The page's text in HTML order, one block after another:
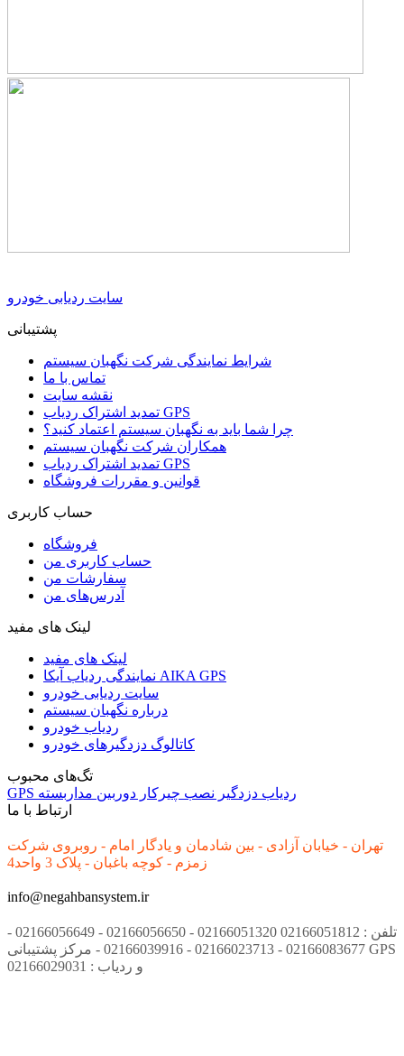
سایت ردیابی خودرو
پشتیبانی
شرایط نمایندگی شرکت نگهبان سیستم
تماس با ما
نقشه سایت
تمدید اشتراک ردیاب GPS
چرا شما باید به نگهبان سیستم اعتماد کنید؟
همکاران شرکت نگهبان سیستم
تمدید اشتراک ردیاب GPS
قوانین و مقررات فروشگاه
حساب کاربری
فروشگاه
حساب کاربری من
سفارشات من
آدرس‌های من
لینک های مفید
لینک های مفید
نمایندگی ردیاب آیکا AIKA GPS
سایت ردیابی خودرو
درباره نگهبان سیستم
ردیاب خودرو
کاتالوگ دزدگیرهای خودرو
تگ‌های محبوب
GPS
ردیاب دزدگیر نصب چیرکار دوربین مداربسته
ارتباط با ما
تهران - خیابان آزادی - بین شادمان و یادگار امام - روبروی شرکت
زمزم - کوچه باغبان - پلاک 3 واحد4
info@negahbansystem.ir
تلفن : 02166051812 02166051320 - 02166056650 - 02166056649 -
02166083677 - 02166023713 - 02166039916 - مرکز پشتیبانی GPS
و ردیاب : 02166029031